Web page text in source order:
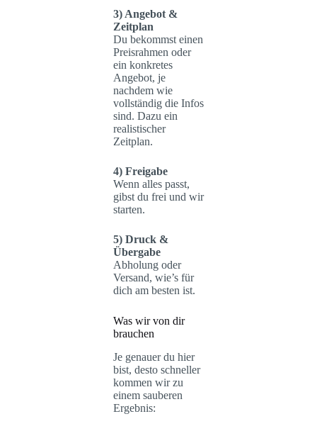
3) Angebot &
Zeitplan
Du bekommst einen
Preisrahmen oder
ein konkretes
Angebot, je
nachdem wie
vollständig die Infos
sind. Dazu ein
realistischer
Zeitplan.
4) Freigabe
Wenn alles passt,
gibst du frei und wir
starten.
5) Druck &
Übergabe
Abholung oder
Versand, wie’s für
dich am besten ist.
Was wir von dir
brauchen
Je genauer du hier
bist, desto schneller
kommen wir zu
einem sauberen
Ergebnis: